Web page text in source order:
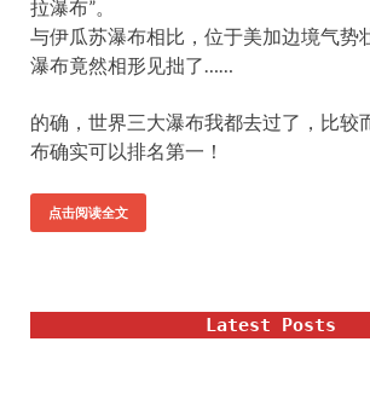
拉瀑布”。
与伊瓜苏瀑布相比，位于美加边境气势
瀑布竟然相形见拙了……
的确，世界三大瀑布我都去过了，比较
布确实可以排名第一！
点击阅读全文
Latest Posts